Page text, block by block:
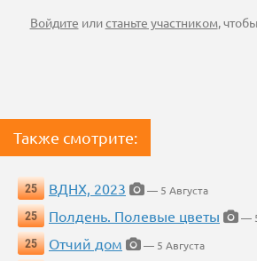
Войдите илистаньте участником,
Также смотрите:
25 ВДНХ, 2023
— 5 Августа
25
Полдень. Полевые цветы
—
25
Отчий дом
— 5 Августа